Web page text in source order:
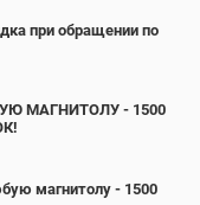
при обращении по
МАГНИТОЛУ - 1500
магнитолу - 1500